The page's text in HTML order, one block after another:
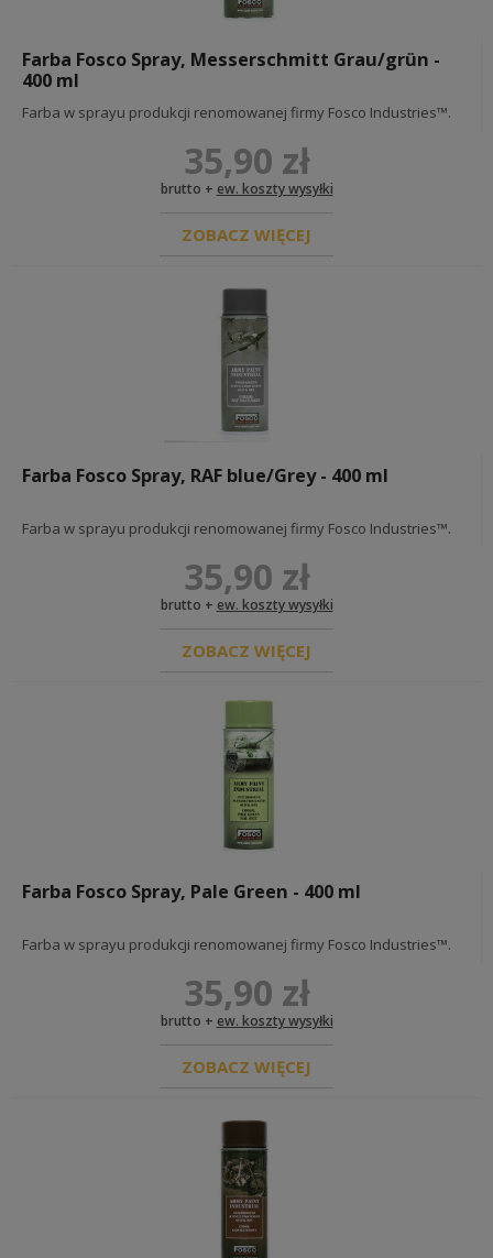
REKONSTRUKCJA HOLENDERSKA
REPLIKI BRONI I AMUNICJI
KSIĄŻKI DOKUMENTY BONY
BONY PODARUNKOWE
Farba Fosco Spray, Messerschmitt Grau/grün -
400 ml
Farba w sprayu produkcji renomowanej firmy Fosco Industries™.
35,90 zł
brutto + ew. koszty wysyłki
ZOBACZ WIĘCEJ
Farba Fosco Spray, RAF blue/Grey - 400 ml
Farba w sprayu produkcji renomowanej firmy Fosco Industries™.
35,90 zł
brutto + ew. koszty wysyłki
ZOBACZ WIĘCEJ
Farba Fosco Spray, Pale Green - 400 ml
Farba w sprayu produkcji renomowanej firmy Fosco Industries™.
35,90 zł
brutto + ew. koszty wysyłki
ZOBACZ WIĘCEJ